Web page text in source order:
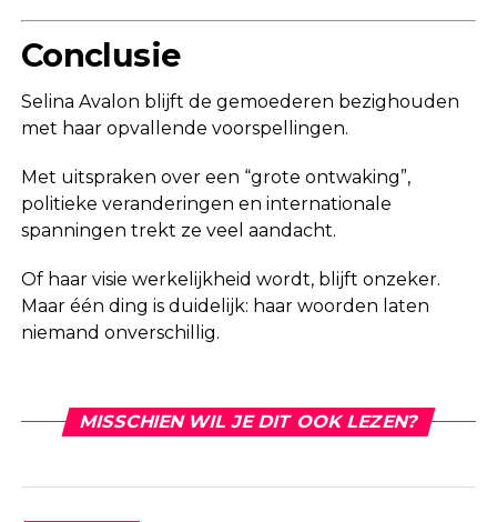
Conclusie
Selina Avalon blijft de gemoederen bezighouden
met haar opvallende voorspellingen.
Met uitspraken over een “grote ontwaking”,
politieke veranderingen en internationale
spanningen trekt ze veel aandacht.
Of haar visie werkelijkheid wordt, blijft onzeker.
Maar één ding is duidelijk: haar woorden laten
niemand onverschillig.
MISSCHIEN WIL JE DIT OOK LEZEN?